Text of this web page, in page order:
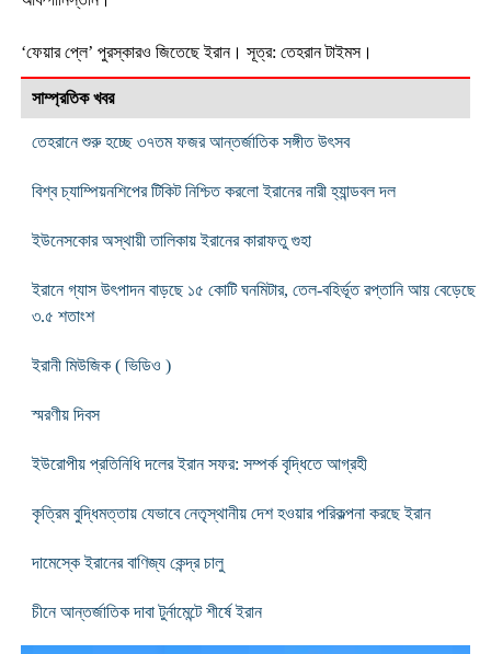
‘ফেয়ার প্লে’ পুরস্কারও জিতেছে ইরান। সূত্র: তেহরান টাইমস।
সাম্প্রতিক খবর
তেহরানে শুরু হচ্ছে ৩৭তম ফজর আন্তর্জাতিক সঙ্গীত উৎসব
বিশ্ব চ্যাম্পিয়নশিপের টিকিট নিশ্চিত করলো ইরানের নারী হ্যান্ডবল দল
ইউনেসকোর অস্থায়ী তালিকায় ইরানের কারাফতু গুহা
ইরানে গ্যাস উৎপাদন বাড়ছে ১৫ কোটি ঘনমিটার, তেল-বহির্ভূত রপ্তানি আয় বেড়েছে
৩.৫ শতাংশ
ইরানী মিউজিক ( ভিডিও )
স্মরণীয় দিবস
ইউরোপীয় প্রতিনিধি দলের ইরান সফর: সম্পর্ক বৃদ্ধিতে আগ্রহী
কৃত্রিম বুদ্ধিমত্তায় যেভাবে নেতৃস্থানীয় দেশ হওয়ার পরিকল্পনা করছে ইরান
দামেস্কে ইরানের বাণিজ্য কেন্দ্র চালু
চীনে আন্তর্জাতিক দাবা টুর্নামেন্টে শীর্ষে ইরান